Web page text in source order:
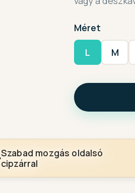
Méret
L M
Szabad mozgás oldalsó
cipzárral